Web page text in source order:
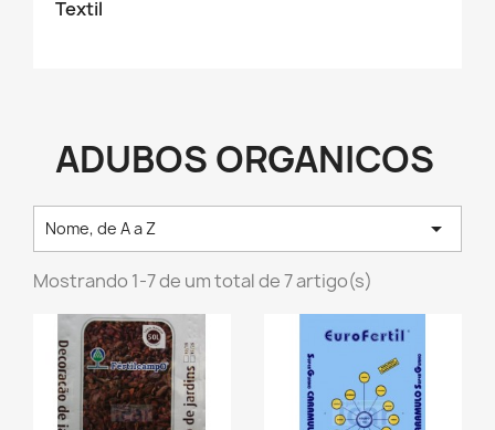
Textil
ADUBOS ORGANICOS
Nome, de A a Z 
Mostrando 1-7 de um total de 7 artigo(s)